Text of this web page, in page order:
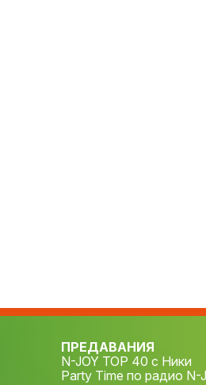
ПРЕДАВАНИЯ
N-JOY TOP 40 с Ники
Party Time по радио N-